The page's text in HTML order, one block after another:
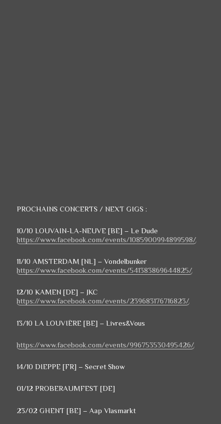
PROCHAINS CONCERTS / NEXT GIGS :
10/10 LOUVAIN-LA-NEUVE [BE] – Le Dude
https://www.facebook.com/events/1085900994899598/
11/10 AMSTERDAM [NL] – Vondelbunker
https://www.facebook.com/events/541383869644825/
12/10 KAMEN [DE] – JKC
https://www.facebook.com/events/239683176716823/
13/10 LA LOUVIÈRE [BE] – Livres&Vous
https://www.facebook.com/events/996753530495426/
14/10 DIEPPE [FR] – Secret Show
01/12 PROBERAUMFEST [DE]
23/02 GHENT [BE] – Aap Vlasmarkt